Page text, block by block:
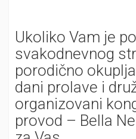
Ukoliko Vam je
svakodnevnog
porodično
dani prolave i
organizovani
provod – Bella